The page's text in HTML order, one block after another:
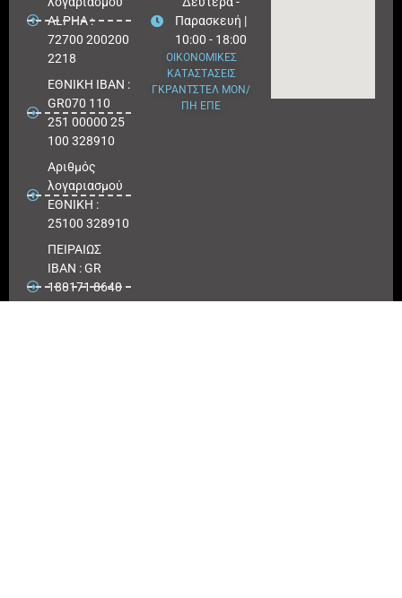
ALPHA :
72700 200200
2218
ΕΘΝΙΚΗ ΙΒΑΝ :
GR070 110
251 00000 25
100 328910
Αριθμός
λογαριασμού
ΕΘΝΙΚΗ :
25100 328910
ΠΕΙΡΑΙΩΣ
IBAN : GR
180171 8640
0068 6414
Παρασκευή |
10:00 - 18:00
ΟΙΚΟΝΟΜΙΚΕΣ
ΚΑΤΑΣΤΑΣΕΙΣ
ΓΚΡΑΝΤΣΤΕΛ ΜΟΝ/
ΠΗ ΕΠΕ